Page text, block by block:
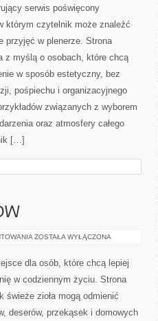
serwis poświęcony
którym czytelnik może znaleźć
przyjęć w plenerze. Strona
z myślą o osobach, które chcą
w sposób estetyczny, bez
pośpiechu i organizacyjnego
związanych z wyborem
oraz atmosfery całego
[…]
OPINIE
ZOSTAŁA WYŁĄCZONA
dla osób, które chcą lepiej
w codziennym życiu. Strona
świeże zioła mogą odmienić
deserów, przekąsek i domowych